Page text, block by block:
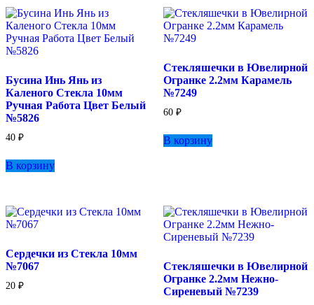
Бусина Инь Янь из
Каленого Стекла 10мм
Ручная Работа Цвет Белый
№5826
40 ₽
В корзину
Стекляшечки в Ювелирной
Огранке 2.2мм Карамель
№7249
60 ₽
В корзину
Сердечки из Стекла 10мм
№7067
20 ₽
Стекляшечки в Ювелирной
Огранке 2.2мм Нежно-
Сиреневый №7239